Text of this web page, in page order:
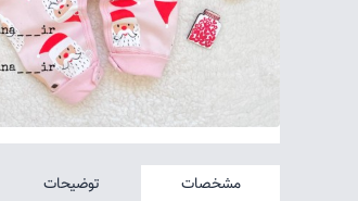
مشخصات توضیحات